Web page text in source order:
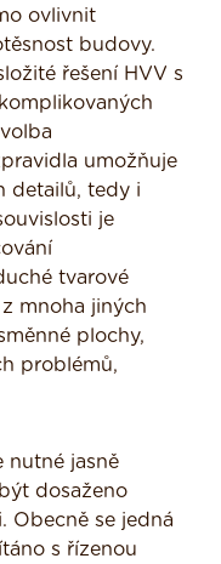
ovlivnit
budovy.
řešení HVV s
umožňuje
detailů, tedy i
je
tvarové
mnoha jiných
plochy,
problémů,
nutné jasně
dosaženo
Obecně se jedná
s řízenou